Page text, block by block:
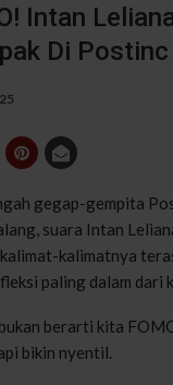
Intan
Di Postinc
gegap-gempita
suara Intan
kalimatnya
paling dalam dari
berarti kita
bikin nyentil.